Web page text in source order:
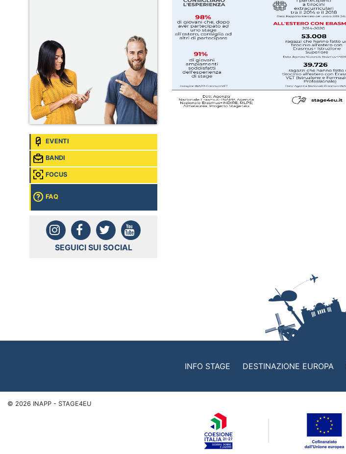
Merck, Internship Wearable
Software Engineering
Sede: Corsier-sur-Vevey (Vaud),
Svizzera
EVENTI
BANDI
FOCUS
FAQ
SEGUICI SUI SOCIAL
INFO STAGE DESTINAZIONE EUROPA
© 2026 INAPP - STAGE4EU